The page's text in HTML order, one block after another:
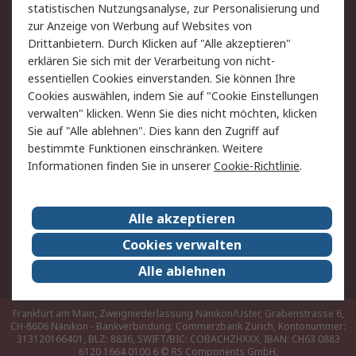
Hilfe
Rechtliches
AGB
Datenschutz
Cookie-Richtlinie
Zahlungsbedingungen
Copyright/Impressum
Über RS
Karriere bei RS
Nachhaltigkeit
Qualität/Umwelt/ZertifikatePresse-Center
Event-Center
Frankfurt am Main, Zweigniederlassung Nänikon/Uster, Grabenstrasse 6,
CH-8606 Nänikon - Bankverbindung: Commerzbank Zürich, Kontonummer:
313120166401, BLZ: 8836, SWIFT/BIC: COBACHZHXXX, IBAN: CH63 0883
6120 1664 0100 6 © RS Components GmbH,
statistischen Nutzungsanalyse, zur Personalisierung und
zur Anzeige von Werbung auf Websites von
Drittanbietern. Durch Klicken auf "Alle akzeptieren"
erklären Sie sich mit der Verarbeitung von nicht-
essentiellen Cookies einverstanden. Sie können Ihre
Cookies auswählen, indem Sie auf "Cookie Einstellungen
verwalten" klicken. Wenn Sie dies nicht möchten, klicken
Sie auf "Alle ablehnen". Dies kann den Zugriff auf
bestimmte Funktionen einschränken. Weitere
Informationen finden Sie in unsererCookie-Richtlinie.
Alle akzeptieren
Cookies verwalten
Alle ablehnen